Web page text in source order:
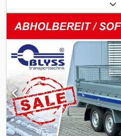
,
Kicsiny állatok szállítására
Pótkocsi típusa: VT3543HT –
pótkocsi * Össztömeg: 3500 kg *
méretek: H: 430 cm, Sz: 177 cm, M:
és csúszásgátló lemez * Oldalfalak:
acél, forró cinkezéssel kezelt *
V * Gumiabroncsok: 185R14C *
* Tengelyek száma: 2 * Fékezett
Szériafelszerelés *
jóváhagyás Cjdpfx Akevd Aiqs Hsrf
engedély / COC igazolás Minden ár
Reichertshofen nyitvatartási ideje: